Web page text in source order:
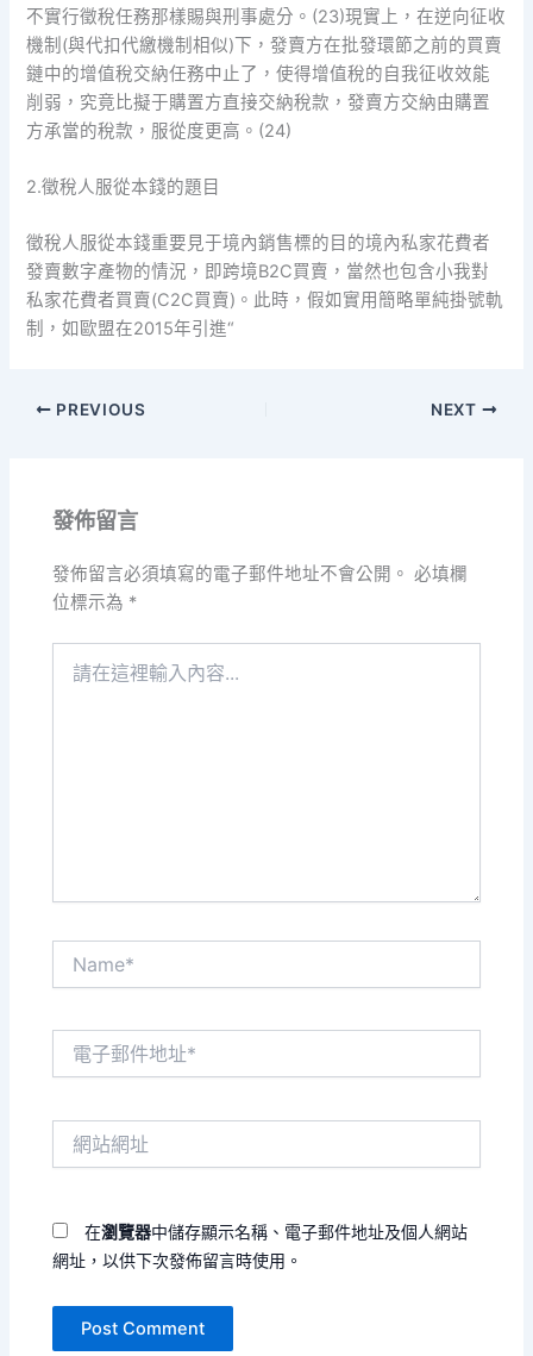
不實行徵稅任務那樣賜與刑事處分。(23)現實上，在逆向征收
機制(與代扣代繳機制相似)下，發賣方在批發環節之前的買賣
鏈中的增值稅交納任務中止了，使得增值稅的自我征收效能
削弱，究竟比擬于購置方直接交納稅款，發賣方交納由購置
方承當的稅款，服從度更高。(24)
2.徵稅人服從本錢的題目
徵稅人服從本錢重要見于境內銷售標的目的境內私家花費者
發賣數字產物的情況，即跨境B2C買賣，當然也包含小我對
私家花費者買賣(C2C買賣)。此時，假如實用簡略單純掛號軌
制，如歐盟在2015年引進“
PREVIOUS NEXT
發佈留言
發佈留言必須填寫的電子郵件地址不會公開。 必填欄
位標示為 *
在瀏覽器中儲存顯示名稱、電子郵件地址及個人網站
網址，以供下次發佈留言時使用。